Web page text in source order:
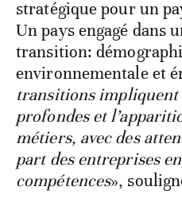
stratégique pour un
Un pays engagé dans
transition:
environnementale et
transitions impliquent
profondes et
métiers, avec des
part des entreprises
compétences»,